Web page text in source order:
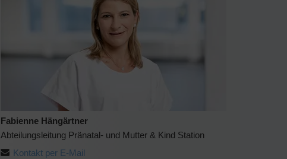
Fabienne Hängärtner
Abteilungsleitung Pränatal- und Mutter & Kind Station
Kontakt per E-Mail